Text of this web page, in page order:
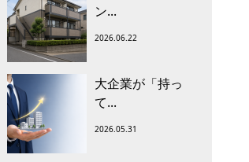
ン...
2026.06.22
大企業が「持っ
て...
2026.05.31